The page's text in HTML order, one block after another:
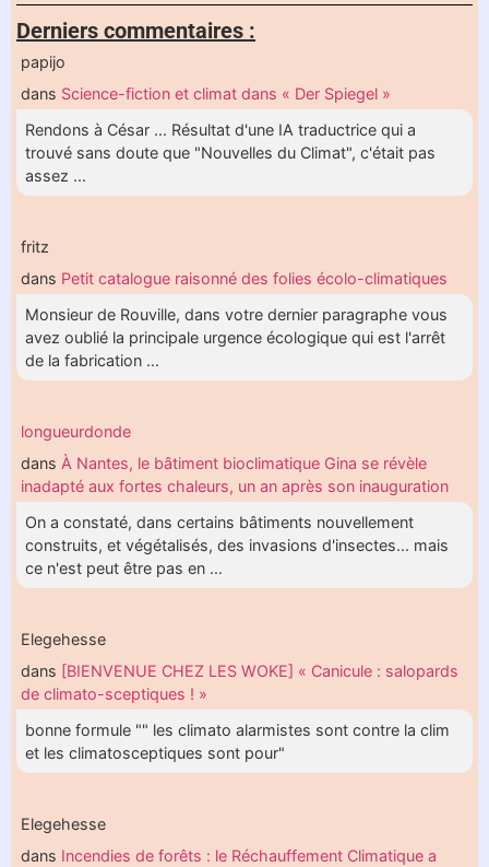
Derniers commentaires :
papijo
dans Science-fiction et climat dans « Der Spiegel »
Rendons à César ... Résultat d'une IA traductrice qui a
trouvé sans doute que "Nouvelles du Climat", c'était pas
assez ...
fritz
dans Petit catalogue raisonné des folies écolo-climatiques
Monsieur de Rouville, dans votre dernier paragraphe vous
avez oublié la principale urgence écologique qui est l'arrêt
de la fabrication ...
longueurdonde
dans À Nantes, le bâtiment bioclimatique Gina se révèle
inadapté aux fortes chaleurs, un an après son inauguration
On a constaté, dans certains bâtiments nouvellement
construits, et végétalisés, des invasions d'insectes... mais
ce n'est peut être pas en ...
Elegehesse
dans [BIENVENUE CHEZ LES WOKE] « Canicule : salopards
de climato-sceptiques ! »
bonne formule "" les climato alarmistes sont contre la clim
et les climatosceptiques sont pour"
Elegehesse
dans Incendies de forêts : le Réchauffement Climatique a